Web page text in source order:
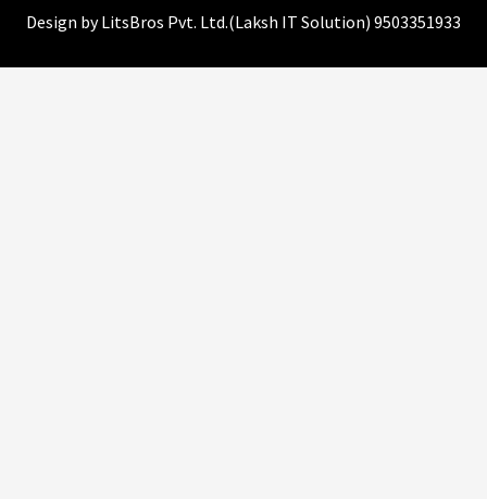
Design byLitsBros Pvt. Ltd.(Laksh IT Solution) 9503351933